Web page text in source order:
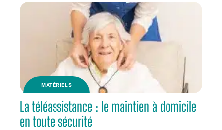
MATÉRIELS
La téléassistance : le maintien à domicile
en toute sécurité